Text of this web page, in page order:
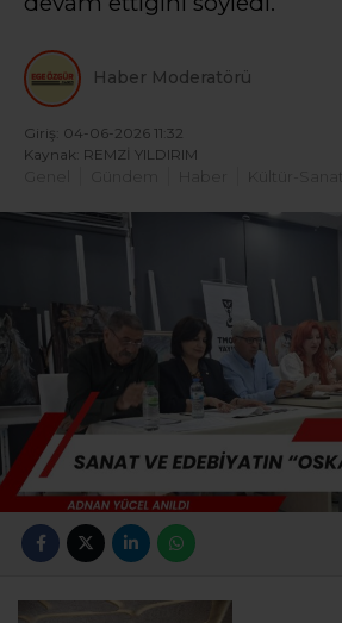
Haber Moderatörü
Giriş: 04-06-2026 11:32
Kaynak: REMZİ YILDIRIM
Gündem Haber Kültür-Sanat